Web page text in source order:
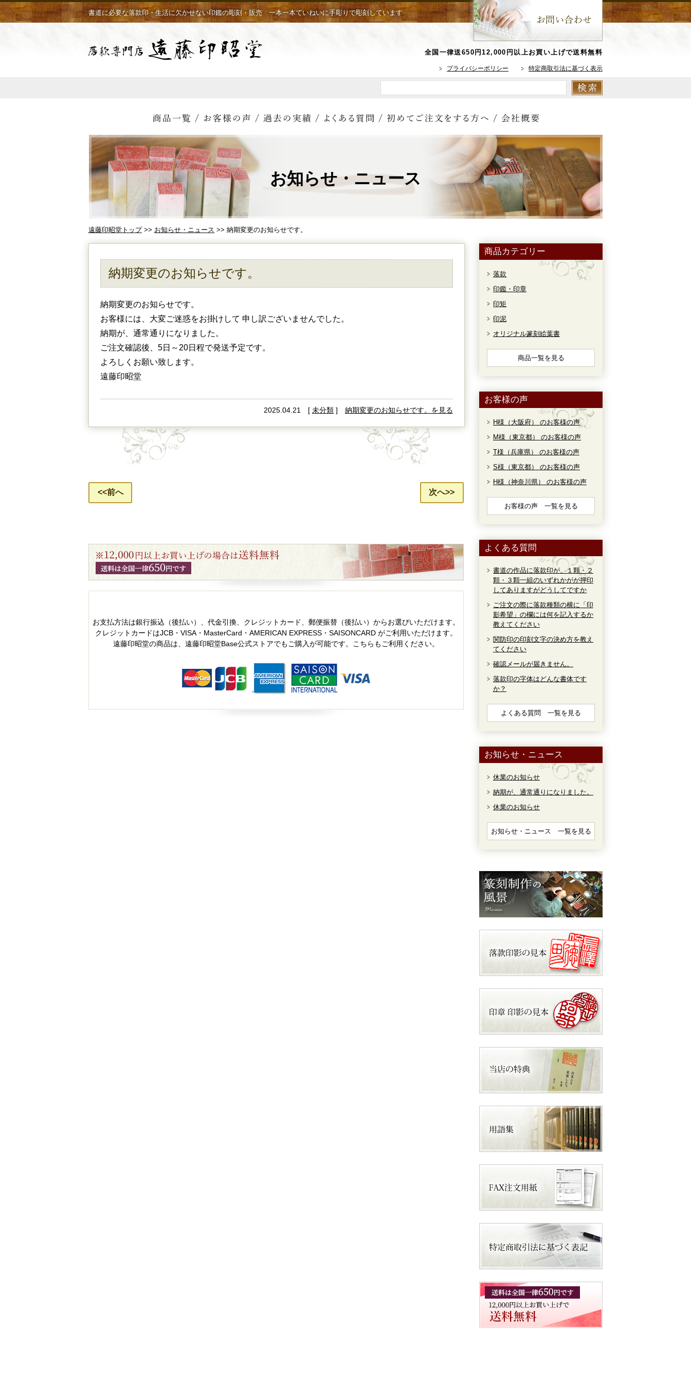
書道に必要な落款印・生活に欠かせない印鑑の彫刻・販売 一本一本ていねいに手彫りで彫刻しています
全国一律送650円12,000円以上お買い上げで送料無料
プライバシーポリシー 特定商取引法に基づく表示
お知らせ・ニュース
遠藤印昭堂トップ>> お知らせ・ニュース >> 納期変更のお知らせです。
納期変更のお知らせです。
納期変更のお知らせです。
お客様には、大変ご迷惑をお掛けして 申し訳ございませんでした。
納期が、通常通りになりました。
ご注文確認後、5日～20日程で発送予定です。
よろしくお願い致します。
遠藤印昭堂
2025.04.21 [ 未分類 ] 納期変更のお知らせです。を見る
<<前へ 次へ>>
お支払方法は銀行振込（後払い）、代金引換、クレジットカード、郵便振替（後払い）からお選びいただけます。
クレジットカードはJCB・VISA・MasterCard・AMERICAN EXPRESS・SAISONCARD がご利用いただけます。
遠藤印昭堂の商品は、遠藤印昭堂Base公式ストアでもご購入が可能です。こちらもご利用ください。
商品カテゴリー
落款
印鑑・印章
印矩
印泥
オリジナル篆刻絵葉書
商品一覧を見る
お客様の声
H様（大阪府） のお客様の声
M様（東京都） のお客様の声
T様（兵庫県） のお客様の声
S様（東京都） のお客様の声
H様（神奈川県） のお客様の声
お客様の声 一覧を見る
よくある質問
書道の作品に落款印が、１顆・２
顆・３顆一組のいずれかがが押印
してありますがどうしてですか
ご注文の際に落款種類の横に「印
影希望」の欄には何を記入するか
教えてください
関防印の印刻文字の決め方を教え
てください
確認メールが届きません。
落款印の字体はどんな書体です
か？
よくある質問 一覧を見る
お知らせ・ニュース
休業のお知らせ
納期が、通常通りになりました。
休業のお知らせ
お知らせ・ニュース 一覧を見る